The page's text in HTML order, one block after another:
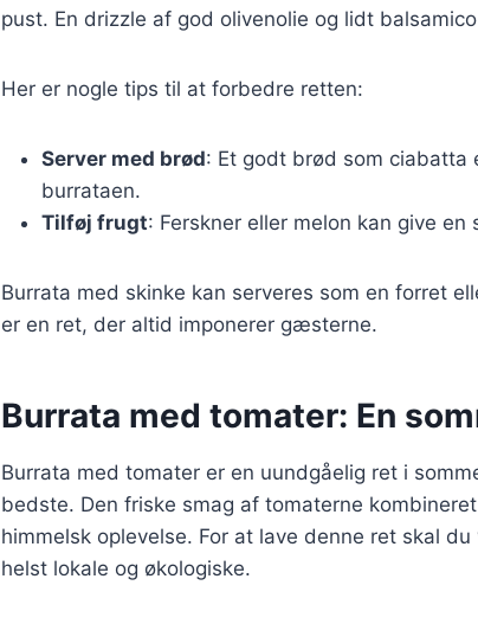
pust. En drizzle af god olivenolie og lidt
Her er nogle tips til at forbedre retten:
Server med brød: Et godt brød som ciabatta
burrataen.
Tilføj frugt: Ferskner eller melon kan give
Burrata med skinke kan serveres som en forret
er en ret, der altid imponerer gæsterne.
Burrata med tomater: En
Burrata med tomater er en uundgåelig ret i
bedste. Den friske smag af tomaterne
himmelsk oplevelse. For at lave denne ret skal
helst lokale og økologiske.